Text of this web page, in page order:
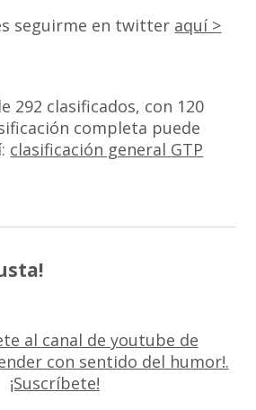
seguirme en twitter aquí >
292 clasificados, con 120
completa puede
clasificación general GTP